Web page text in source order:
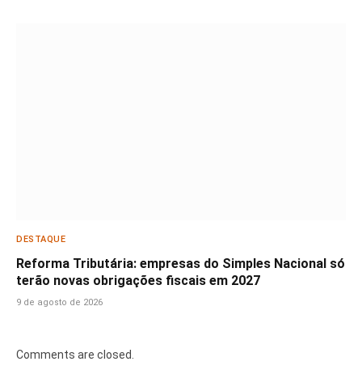
DESTAQUE
Reforma Tributária: empresas do Simples Nacional só
terão novas obrigações fiscais em 2027
9 de agosto de 2026
Comments are closed.